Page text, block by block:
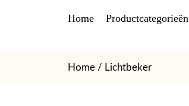
Home Productcategorieën
Home / Lichtbeker